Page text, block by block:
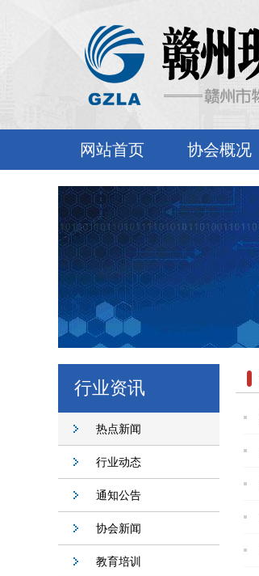
网站首页 协会概况
行业资讯
热点新闻
行业动态
通知公告
协会新闻
教育培训